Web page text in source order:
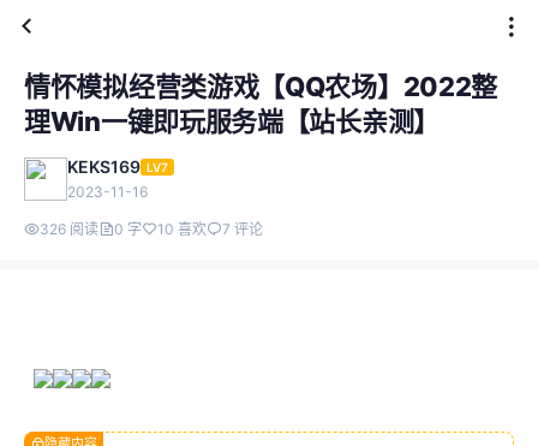
情怀模拟经营类游戏【QQ农场】2022整
理Win一键即玩服务端【站长亲测】
KEKS169 LV7
2023-11-16
326 阅读 0 字 10 喜欢 7 评论